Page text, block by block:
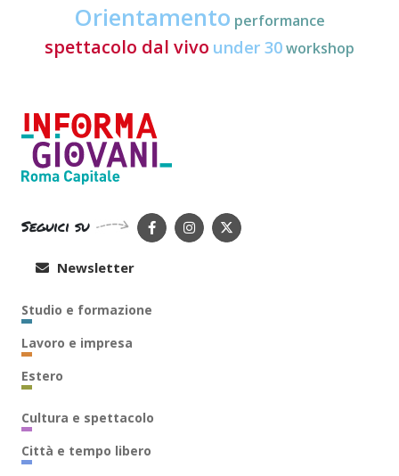
Orientamento performance
spettacolo dal vivo under 30workshop
Seguici su
Newsletter
Studio e formazione
Lavoro e impresa
Estero
Cultura e spettacolo
Città e tempo libero